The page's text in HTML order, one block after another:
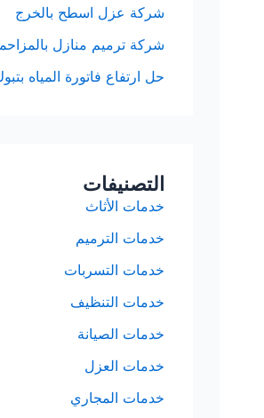
شركة عزل اسطح بالخرج
شركة ترميم منازل
حل ارتفاع فاتورة المياه
التصنيفات
خدمات الأثاث
خدمات الترميم
خدمات التسربات
خدمات التنظيف
خدمات الصيانة
خدمات العزل
خدمات المجاري